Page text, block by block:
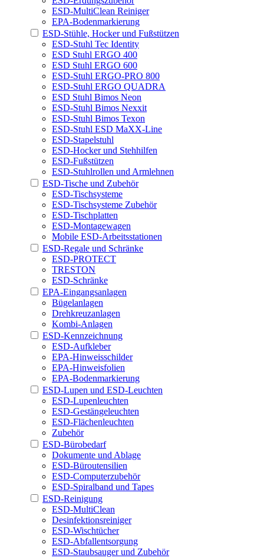
ESD-MultiClean Reiniger
EPA-Bodenmarkierung
ESD-Stühle, Hocker und Fußstützen
ESD-Stuhl Tec Identity
ESD Stuhl ERGO 400
ESD Stuhl ERGO 600
ESD-Stuhl ERGO-PRO 800
ESD-Stuhl ERGO QUADRA
ESD Stuhl Bimos Neon
ESD-Stuhl Bimos Nexxit
ESD-Stuhl Bimos Texon
ESD-Stuhl ESD MaXX-Line
ESD-Stapelstuhl
ESD-Hocker und Stehhilfen
ESD-Fußstützen
ESD-Stuhlrollen und Armlehnen
ESD-Tische und Zubehör
ESD-Tischsysteme
ESD-Tischsysteme Zubehör
ESD-Tischplatten
ESD-Montagewagen
Mobile ESD-Arbeitsstationen
ESD-Regale und Schränke
ESD-PROTECT
TRESTON
ESD-Schränke
EPA-Eingangsanlagen
Bügelanlagen
Drehkreuzanlagen
Kombi-Anlagen
ESD-Kennzeichnung
ESD-Aufkleber
EPA-Hinweisschilder
EPA-Hinweisfolien
EPA-Bodenmarkierung
ESD-Lupen und ESD-Leuchten
ESD-Lupenleuchten
ESD-Gestängeleuchten
ESD-Flächenleuchten
Zubehör
ESD-Bürobedarf
Dokumente und Ablage
ESD-Büroutensilien
ESD-Computerzubehör
ESD-Spiralband und Tapes
ESD-Reinigung
ESD-MultiClean
Desinfektionsreiniger
ESD-Wischtücher
ESD-Abfallentsorgung
ESD-Staubsauger und Zubehör